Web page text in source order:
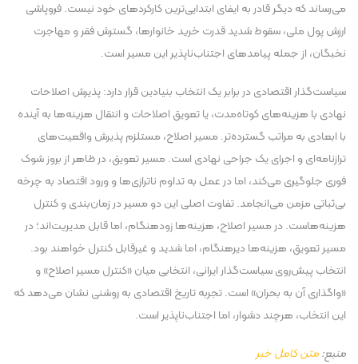
می‌رساند که دیگر قادر به ایفای ابتدایی‌ترین کارکرد‌های خود نیست. فروپاشی
ارزش پول ملی، سقوط شدید قدرت خرید خانوارها، گسترش فقر و مهاجرت
نخبگان، از جمله پیامد‌های اجتناب‌ناپذیر این مسیر است.
سیاست‌گذار اقتصادی در برابر یک انتخاب بنیادین قرار دارد: پذیرش اصلاحات
نهادی با هزینه‌های کوتاه‌مدت، یا تعویق اصلاحات و انتقال هزینه‌ها به آینده
با ابعادی به مراتب گسترده‌تر. مسیر اصلاح، مستلزم پذیرش واقعیت‌های
ترازنامه‌ای و اجرای یک جراحی نهادی است. مسیر تعویق، در ظاهر از بروز شوک
فوری جلوگیری می‌کند، اما در عمل به تداوم ناترازی‌ها و ورود اقتصاد به چرخه
بی‌ثباتی مزمن می‌انجامد. تفاوت اصلی این دو مسیر در زمان‌بندی و کنترل
هزینه‌هاست. در مسیر اصلاح، هزینه‌ها زودهنگام، اما قابل مدیریت‌اند؛ در
مسیر تعویق، هزینه‌ها دیرهنگام، اما شدید و غیرقابل کنترل خواهند بود.
انتخاب پیش‌روی سیاست‌گذار ایرانی، انتخابی میان «کنترل مسیر اصلاح» و
«واگذاری آن به بحران» است. تجربه تاریخ اقتصادی به روشنی نشان می‌دهد که
این انتخاب، هرچند دشوار، اما اجتناب‌ناپذیر است.
منبع:متن کامل خبر